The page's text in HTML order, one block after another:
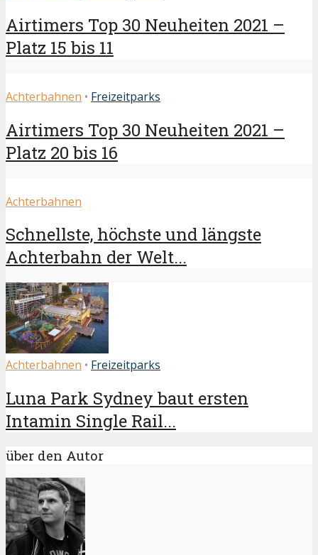
Airtimers Top 30 Neuheiten 2021 –
Platz 15 bis 11
Achterbahnen • Freizeitparks
Airtimers Top 30 Neuheiten 2021 –
Platz 20 bis 16
Achterbahnen
Schnellste, höchste und längste
Achterbahn der Welt...
Achterbahnen • Freizeitparks
Luna Park Sydney baut ersten
Intamin Single Rail...
über den Autor